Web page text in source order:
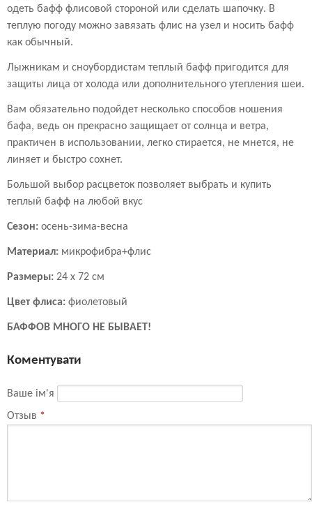
одеть бафф флисовой стороной или сделать шапочку. В
теплую погоду можно завязать флис на узел и носить бафф
как обычный.
Лыжникам и сноубордистам теплый бафф пригодится для
защиты лица от холода или дополнительного утепления шеи.
Вам обязательно подойдет несколько способов ношения
бафа, ведь он прекрасно защищает от солнца и ветра,
практичен в использовании, легко стирается, не мнется, не
линяет и быстро сохнет.
Большой выбор расцветок позволяет выбрать и купить
теплый бафф на любой вкус
Сезон: осень-зима-весна
Материал: микрофибра+флис
Размеры: 24 х 72 см
Цвет флиса: фиолетовый
БАФФОВ МНОГО НЕ БЫВАЕТ!
Коментувати
Ваше ім'я
Отзыв *